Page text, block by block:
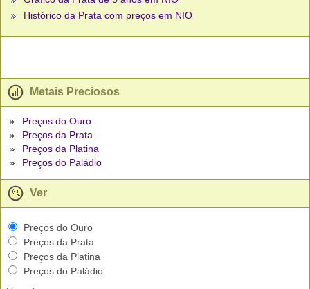
Histórico da Prata com preços em NIO
Metais Preciosos
Preços do Ouro
Preços da Prata
Preços da Platina
Preços do Paládio
Ver
Preços do Ouro
Preços da Prata
Preços da Platina
Preços do Paládio